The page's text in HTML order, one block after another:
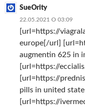
SueOrity
22.05.2021 О 03:09
[url=https://
europe[/url]
augmentin 625 in
[url=https://
[url=https://
pills in united
[url=https://